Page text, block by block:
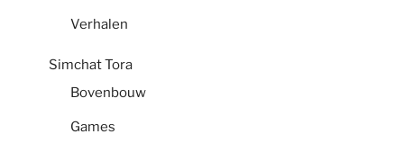
Verhalen
Simchat Tora
Bovenbouw
Games